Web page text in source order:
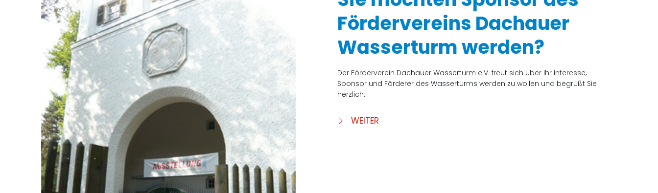
Fördervereins Dachauer
Wasserturm werden?
Der Förderverein Dachauer Wasserturm e.V. freut sich über Ihr Interesse,
Sponsor und Förderer des Wasserturms werden zu wollen und begrüßt Sie
herzlich.
WEITER